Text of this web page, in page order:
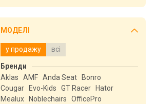
МОДЕЛІ
у продажу всі
Бренди
Aklas
AMF Anda Seat
Bonro
Cougar
Evo-Kids GT Racer
Hator
Mealux
Noblechairs
OfficePro